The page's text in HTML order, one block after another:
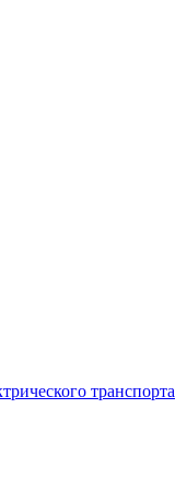
транспорта